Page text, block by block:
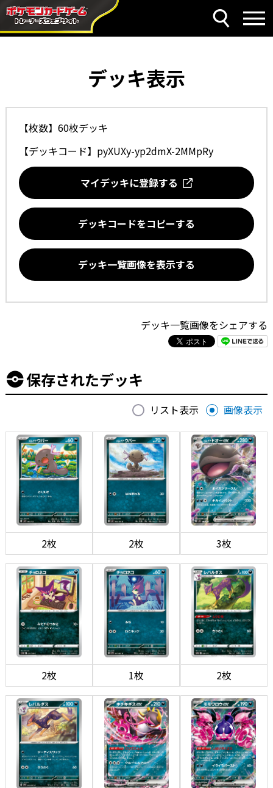
デッキ表示
【枚数】60枚デッキ
【デッキコード】 pyXUXy-yp2dmX-2MMpRy
マイデッキに登録する
デッキコードをコピーする
デッキ一覧画像を表示する
デッキ一覧画像をシェアする
保存されたデッキ
リスト表示 画像表示
2枚 2枚 3枚
2枚 1枚 2枚